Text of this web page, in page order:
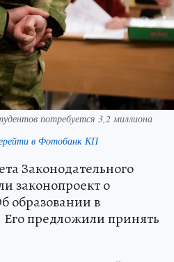
потребуется 3,2 миллиона
в Фотобанк КП
Законодательного
законопроект о
образовании в
Его предложили принять